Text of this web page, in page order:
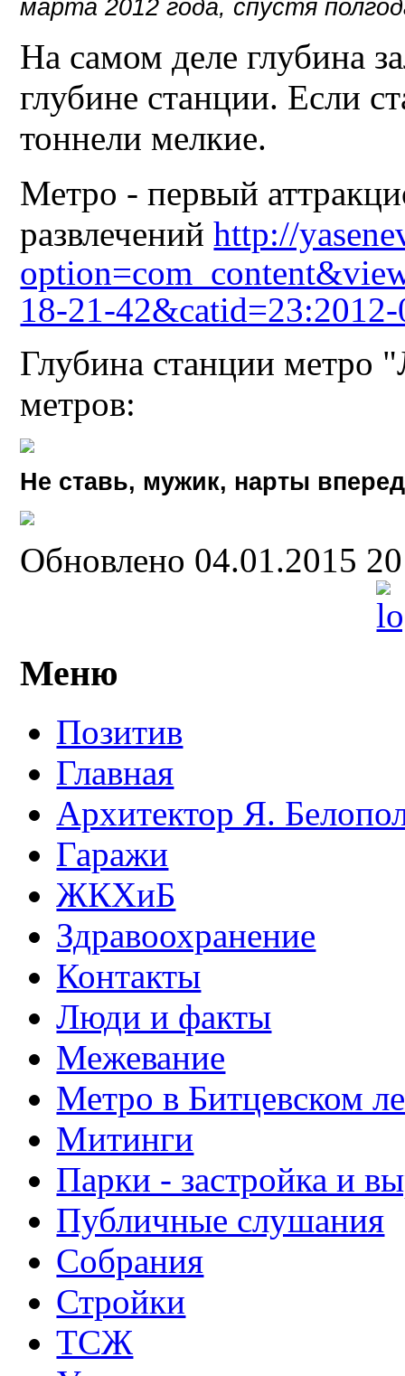
марта 2012 года, спустя
На самом деле глубина
глубине станции. Если
тоннели мелкие.
Метро - первый
развлеченийhttp://
18-21-
Глубина станции метро
метров:
Не ставь, мужик, нарты
Обновлено 04.01.2015
Меню
Позитив
Главная
Архитектор Я.
Гаражи
ЖКХиБ
Здравоохранение
Контакты
Люди и факты
Межевание
Метро в Битцевском
Митинги
Парки - застройка и
Публичные слушания
Собрания
Стройки
ТСЖ